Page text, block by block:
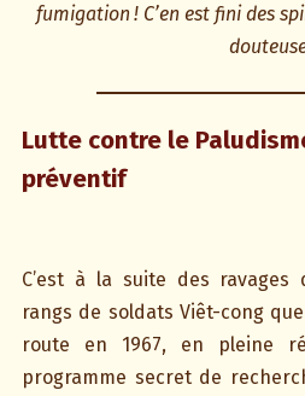
fumigation ! C’en est fini des
Lutte contre le
préventif
C’est à la suite des ravages
rangs de soldats Viêt-cong
route en 1967, en pleine
programme secret de